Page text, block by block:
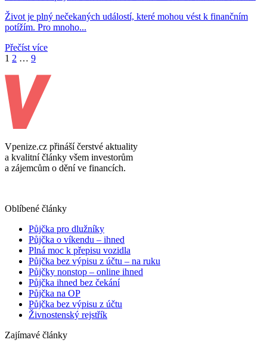
Život je plný nečekaných událostí, které mohou vést k finančním
potížím. Pro mnoho...
Přečíst více
1 2 … 9
Vpenize.cz přináší čerstvé aktuality
a kvalitní články všem investorům
a zájemcům o dění ve financích.
Oblíbené články
Půjčka pro dlužníky
Půjčka o víkendu – ihned
Plná moc k přepisu vozidla
Půjčka bez výpisu z účtu – na ruku
Půjčky nonstop – online ihned
Půjčka ihned bez čekání
Půjčka na OP
Půjčka bez výpisu z účtu
Živnostenský rejstřík
Zajímavé články